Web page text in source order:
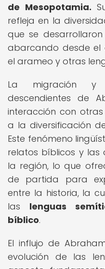
de Mesopotamia.
refleja en la
que se
abarcando desde el
el arameo y otras
La migración y
descendientes de
interacción con
a la diversificación
Este fenómeno
relatos bíblicos y las
la región, lo que
de partida para
entre la historia, la
las lenguas
bíblico.
El influjo de
evolución de las